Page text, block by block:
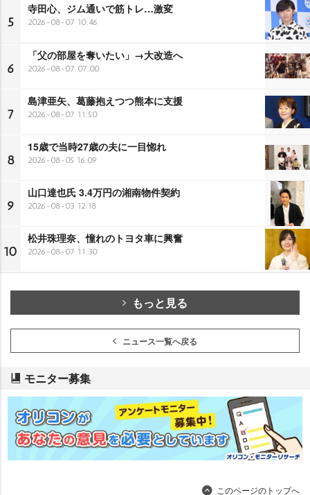
5
寺田心、ジム通いで筋トレ…激変
2026-08-07 10:46
6
「父の部屋を奪いたい」→大改造へ
2026-08-07 07:00
7
島津亜矢、葛藤抱えつつ熊本に支援
2026-08-07 11:50
8
15歳で当時27歳の夫に一目惚れ
2026-08-05 16:09
9
山口達也氏 3.4万円の湘南物件契約
2026-08-03 12:18
10
松井珠理奈、憧れのトヨタ車に興奮
2026-08-07 11:30
もっと見る
ニュース一覧へ戻る
モニター募集
このページのトップへ